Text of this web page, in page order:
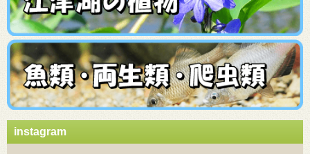
instagram